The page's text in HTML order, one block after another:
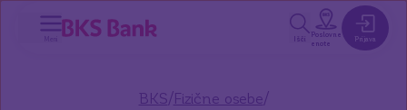
glavno vsebino
Meni Išči
Poslovne
enote
Prijava
BKS/Fizične osebe/